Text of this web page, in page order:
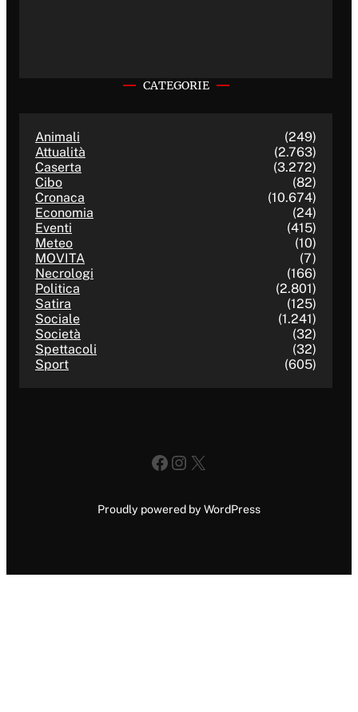
CATEGORIE
Animali
(249)
Attualità
(2.763)
Caserta
(3.272)
Cibo
(82)
Cronaca
(10.674)
Economia
(24)
Eventi
(415)
Meteo
(10)
MOVITA
(7)
Necrologi
(166)
Politica
(2.801)
Satira
(125)
Sociale
(1.241)
Società
(32)
Spettacoli
(32)
Sport
(605)
Facebook
Instagram
X
Proudly powered by WordPress